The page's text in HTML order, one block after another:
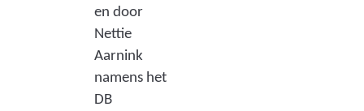
en door
Nettie
Aarnink
namens het
DB